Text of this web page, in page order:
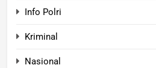
Info Polri
Kriminal
Nasional